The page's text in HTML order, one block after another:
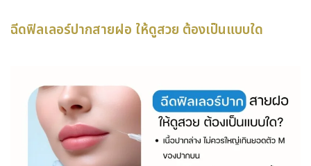
ฉีดฟิลเลอร์ปากสายฝอ ให้ดูสวย ต้องเป็นแบบใด